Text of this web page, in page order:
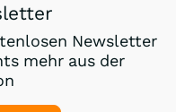
Newsletter
mehr aus der